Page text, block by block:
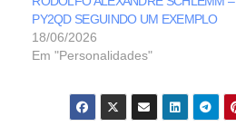
PY2QD SEGUINDO UM EXEMPLO
18/06/2026
Em "Personalidades"